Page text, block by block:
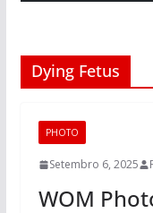
Dying Fetus
PHOTO
Setembro 6, 2025
WOM